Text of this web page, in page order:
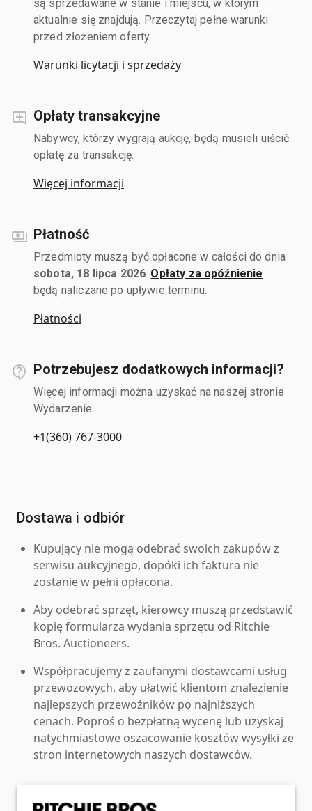
są sprzedawane w stanie i miejscu, w którym
aktualnie się znajdują. Przeczytaj pełne warunki
przed złożeniem oferty.
Warunki licytacji i sprzedaży
Opłaty transakcyjne
Nabywcy, którzy wygrają aukcję, będą musieli uiścić
opłatę za transakcję.
Więcej informacji
Płatność
Przedmioty muszą być opłacone w całości do dnia
sobota, 18 lipca 2026 Opłaty za opóźnienie
będą naliczane po upływie terminu.
Płatności
Potrzebujesz dodatkowych informacji?
Więcej informacji można uzyskać na naszej stronie
Wydarzenie.
+1(360) 767-3000
Dostawa i odbiór
Kupujący nie mogą odebrać swoich zakupów z
serwisu aukcyjnego, dopóki ich faktura nie
zostanie w pełni opłacona.
Aby odebrać sprzęt, kierowcy muszą przedstawić
kopię formularza wydania sprzętu od Ritchie
Bros. Auctioneers.
Współpracujemy z zaufanymi dostawcami usług
przewozowych, aby ułatwić klientom znalezienie
najlepszych przewoźników po najniższych
cenach. Poproś o bezpłatną wycenę lub uzyskaj
natychmiastowe oszacowanie kosztów wysyłki ze
stron internetowych naszych dostawców.